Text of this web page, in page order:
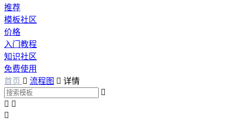
推荐
模板社区
价格
入门教程
知识社区
免费使用
首页  流程图  详情

 
